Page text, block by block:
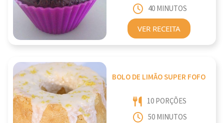
40 MINUTOS
VER RECEITA
BOLO DE LIMÃO SUPER FOFO
10 PORÇÕES
50 MINUTOS